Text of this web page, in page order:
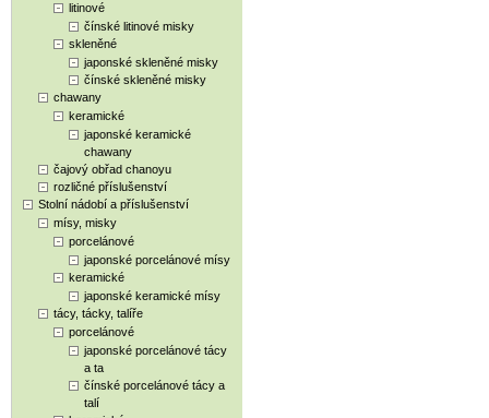
litinové
čínské litinové misky
skleněné
japonské skleněné misky
čínské skleněné misky
chawany
keramické
japonské keramické
chawany
čajový obřad chanoyu
rozličné příslušenství
Stolní nádobí a příslušenství
mísy, misky
porcelánové
japonské porcelánové mísy
keramické
japonské keramické mísy
tácy, tácky, talíře
porcelánové
japonské porcelánové tácy
a ta
čínské porcelánové tácy a
talí